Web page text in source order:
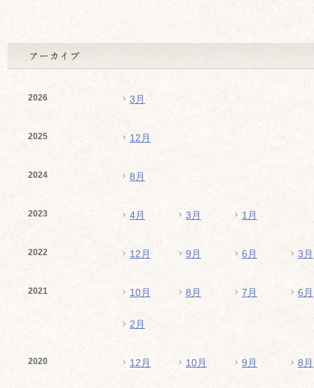
2026 3月
2025 12月
2024 8月
2023 4月 3月 1月
2022 12月 9月 6月 3月
2021 10月 8月 7月 6月
2月
2020 12月 10月 9月 8月